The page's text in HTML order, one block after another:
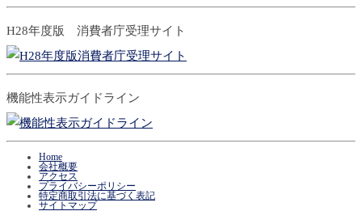
H28年度版 消費者庁受理サイト
機能性表示ガイドライン
Home
会社概要
アクセス
プライバシーポリシー
特定商取引法に基づく表記
サイトマップ